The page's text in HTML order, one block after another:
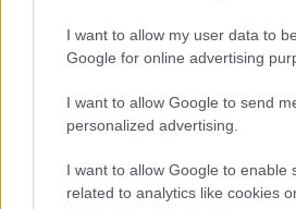
I want to allow my user data to
Google for online advertising
I want to allow Google to send
personalized advertising.
I want to allow Google to enable
related to analytics like cookies